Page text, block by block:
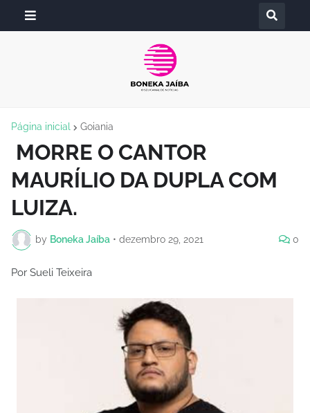
Página inicial Goiania
MORRE O CANTOR
MAURÍLIO DA DUPLA COM
LUIZA.
by Boneka Jaíba • dezembro 29, 2021 0
Por Sueli Teixeira